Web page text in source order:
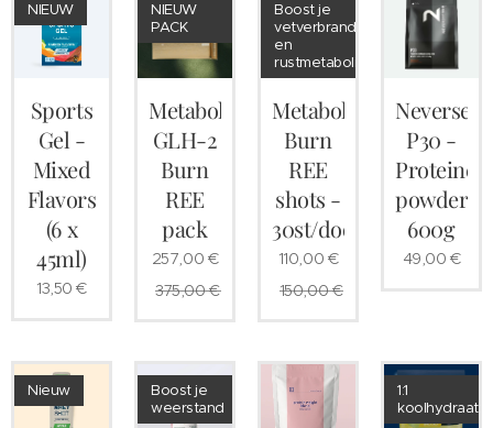
Sports
Gel -
Mixed
Flavors
(6 x
45ml)
NIEUW
13,50 €
Metabolic
GLH-2
Burn
REE
pack
NIEUW
PACK
257,00 €
375,00€
Metabolic
Burn
REE
shots -
30st/doos
Boost je
vetverbranding
en
rustmetabolisme
110,00 €
150,00€
P30 -
Proteine
powder
600g
49,00 €
Nieuw
Boost je
weerstand
1:1